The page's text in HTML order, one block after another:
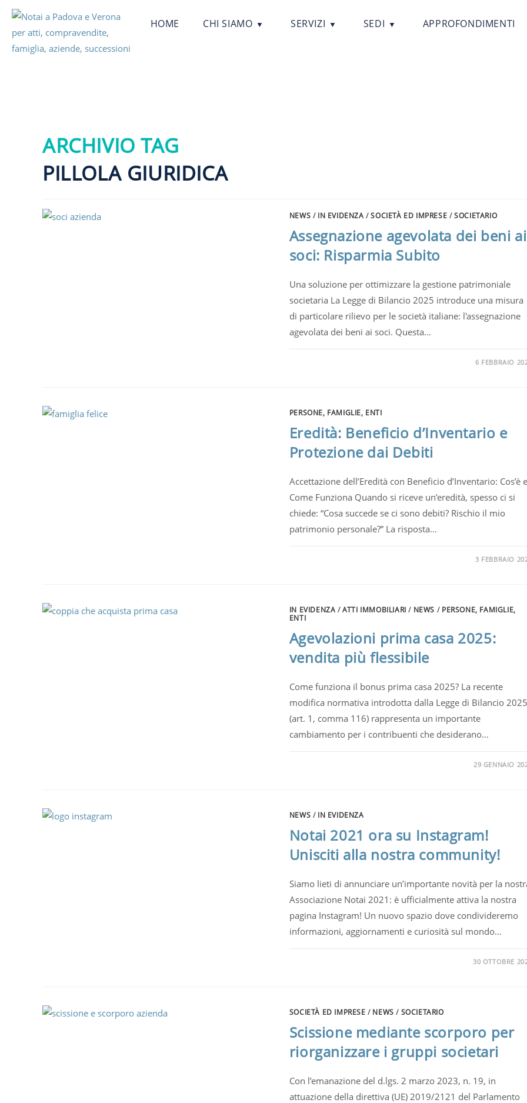
HOME CHI SIAMO SERVIZI SEDI APPROFONDIMENTI
ARCHIVIO TAG
PILLOLA GIURIDICA
NEWS / IN EVIDENZA /SOCIETÀ ED IMPRESE /SOCIETARIO
Assegnazione agevolata dei beni ai
soci: Risparmia Subito
Una soluzione per ottimizzare la gestione patrimoniale
societaria La Legge di Bilancio 2025 introduce una misura
di particolare rilievo per le società italiane: l'assegnazione
agevolata dei beni ai soci. Questa…
6 FEBBRAIO
PERSONE, FAMIGLIE, ENTI
Eredità: Beneficio d’Inventario e
Protezione dai Debiti
Accettazione dell’Eredità con Beneficio d’Inventario: Cos’è e
Come Funziona Quando si riceve un’eredità, spesso ci si
chiede: “Cosa succede se ci sono debiti? Rischio il mio
patrimonio personale?” La risposta…
3 FEBBRAIO
IN EVIDENZA /ATTI IMMOBILIARI / NEWS / PERSONE, FAMIGLIE,
ENTI
Agevolazioni prima casa 2025:
vendita più flessibile
Come funziona il bonus prima casa 2025? La recente
modifica normativa introdotta dalla Legge di Bilancio 2025
(art. 1, comma 116) rappresenta un importante
cambiamento per i contribuenti che desiderano…
29 GENNAIO
NEWS / IN EVIDENZA
Notai 2021 ora su Instagram!
Unisciti alla nostra community!
Siamo lieti di annunciare un’importante novità per la
Associazione Notai 2021: è ufficialmente attiva la nostra
pagina Instagram! Un nuovo spazio dove condivideremo
informazioni, aggiornamenti e curiosità sul mondo…
30 OTTOBRE
SOCIETÀ ED IMPRESE / NEWS / SOCIETARIO
Scissione mediante scorporo per
riorganizzare i gruppi societari
Con l’emanazione del d.lgs. 2 marzo 2023, n. 19, in
attuazione della direttiva (UE) 2019/2121 del Parlamento